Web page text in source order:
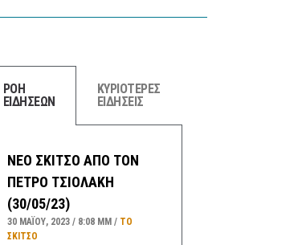
ΡΟΗ
ΕΙΔΗΣΕΩΝ
ΚΥΡΙΟΤΕΡΕΣ
ΕΙΔΗΣΕΙΣ
ΝΕΟ ΣΚΙΤΣΟ ΑΠΟ ΤΟΝ
ΠΕΤΡΟ ΤΣΙΟΛΑΚΗ
(30/05/23)
30 ΜΑΪ́ΟΥ, 2023 8:08 ΜΜ
ΤΟ
ΣΚΊΤΣΟ